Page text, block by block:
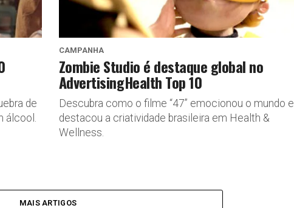
de
álcool.
CAMPANHA
Zombie Studio é destaque global no
AdvertisingHealth Top 10
Descubra como o filme “47” emocionou o mundo e
destacou a criatividade brasileira em Health &
Wellness.
MAIS ARTIGOS